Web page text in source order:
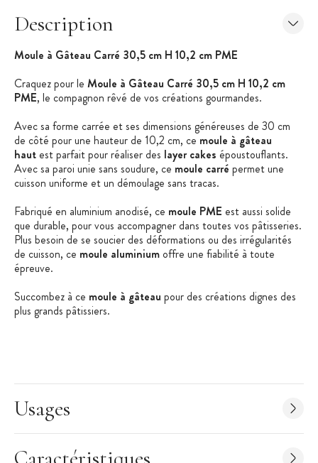
Description
Moule à Gâteau Carré 30,5 cm H 10,2 cm PME
Craquez pour le Moule à Gâteau Carré 30,5 cm H 10,2 cm
PME, le compagnon rêvé de vos créations gourmandes.
Avec sa forme carrée et ses dimensions généreuses de 30 cm
de côté pour une hauteur de 10,2 cm, ce moule à gâteau
haut est parfait pour réaliser des layer cakes époustouflants.
Avec sa paroi unie sans soudure, ce moule carré permet une
cuisson uniforme et un démoulage sans tracas.
Fabriqué en aluminium anodisé, ce moule PME est aussi solide
que durable, pour vous accompagner dans toutes vos pâtisseries.
Plus besoin de se soucier des déformations ou des irrégularités
de cuisson, ce moule aluminium offre une fiabilité à toute
épreuve.
Succombez à ce moule à gâteau pour des créations dignes des
plus grands pâtissiers.
Idéal pour les layer cake
Moule à paroi unie sans soudure
Caractéristiques du moule :
Moule à gâteau
Usages